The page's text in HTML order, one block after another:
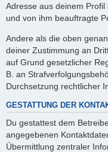
Adresse aus deinem
und von ihm beauftragte
Andere als die oben
deiner Zustimmung an
auf Grund gesetzlicher
B. an
Durchsetzung rechtlicher
GESTATTUNG DER
Du gestattest dem
angegebenen
Übermittlung zentraler